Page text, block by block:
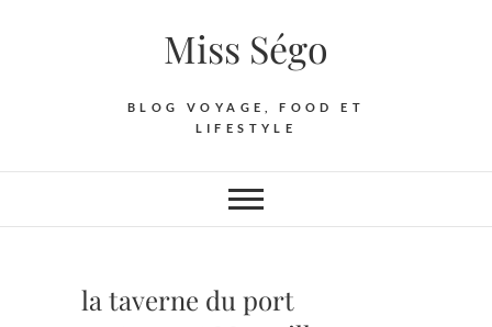
Miss Ségo
BLOG VOYAGE, FOOD ET
LIFESTYLE
la taverne du port